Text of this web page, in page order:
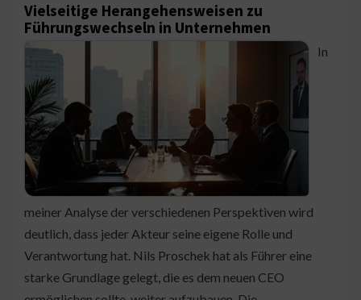
Vielseitige Herangehensweisen zu
Führungswechseln in Unternehmen
In
meiner Analyse der verschiedenen Perspektiven wird
deutlich, dass jeder Akteur seine eigene Rolle und
Verantwortung hat. Nils Proschek hat als Führer eine
starke Grundlage gelegt, die es dem neuen CEO